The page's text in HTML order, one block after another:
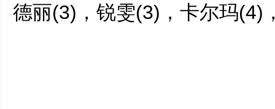
德丽(3)，锐雯(3)，卡尔玛(4)